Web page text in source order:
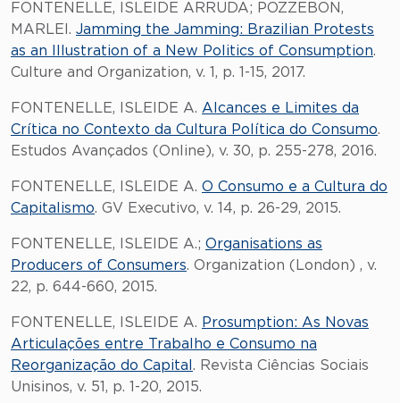
FONTENELLE, ISLEIDE ARRUDA; POZZEBON,
MARLEI. Jamming the Jamming: Brazilian Protests
as an Illustration of a New Politics of Consumption.
Culture and Organization, v. 1, p. 1-15, 2017.
FONTENELLE, ISLEIDE A. Alcances e Limites da
Crítica no Contexto da Cultura Política do Consumo.
Estudos Avançados (Online), v. 30, p. 255-278, 2016.
FONTENELLE, ISLEIDE A. O Consumo e a Cultura do
Capitalismo. GV Executivo, v. 14, p. 26-29, 2015.
FONTENELLE, ISLEIDE A.; Organisations as
Producers of Consumers. Organization (London) , v.
22, p. 644-660, 2015.
FONTENELLE, ISLEIDE A. Prosumption: As Novas
Articulações entre Trabalho e Consumo na
Reorganização do Capital . Revista Ciências Sociais
Unisinos, v. 51, p. 1-20, 2015.